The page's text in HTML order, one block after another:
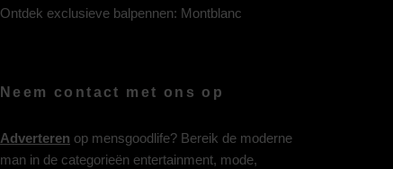
Ontdek exclusieve balpennen: Montblanc
Neem contact met ons op
Adverteren op mensgoodlife? Bereik de moderne
man in de categorieën entertainment, mode,